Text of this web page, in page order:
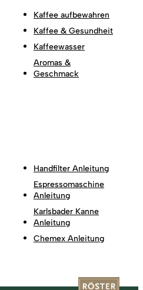
Kaffee aufbewahren
Kaffee & Gesundheit
Kaffeewasser
Aromas &
Geschmack
Handfilter Anleitung
Espressomaschine
Anleitung
Karlsbader Kanne
Anleitung
Chemex Anleitung